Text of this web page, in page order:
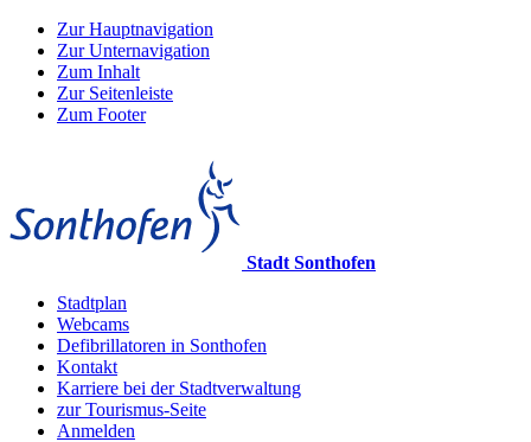
Zur Hauptnavigation
Zur Unternavigation
Zum Inhalt
Zur Seitenleiste
Zum Footer
Stadt Sonthofen
Stadtplan
Webcams
Defibrillatoren in Sonthofen
Kontakt
Karriere bei der Stadtverwaltung
zur Tourismus-Seite
Anmelden